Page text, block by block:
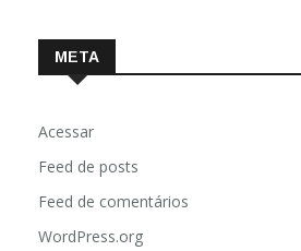
META
Acessar
Feed de posts
Feed de comentários
WordPress.org